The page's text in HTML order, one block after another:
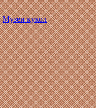
Музеи кукол